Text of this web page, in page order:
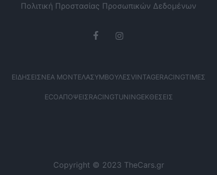
Πολιτική Προστασίας Προσωπικών Δεδομένων
ΕΙΔΉΣΕΙΣΝΈΑ ΜΟΝΤΈΛΑΣΥΜΒΟΥΛΈΣVINTAGERACINGΤΙΜΈΣ
ECOΑΠΌΨΕΙΣRACINGTUNINGΕΚΘΈΣΕΙΣ
Copyright © 2023 TheCars.gr